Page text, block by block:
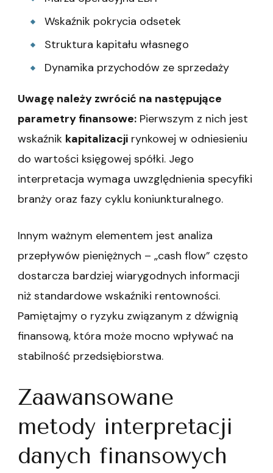
Wskaźnik pokrycia odsetek
Struktura kapitału własnego
Dynamika przychodów ze sprzedaży
Uwagę należy zwrócić na następujące
parametry finansowe: Pierwszym z nich jest
wskaźnik kapitalizacji rynkowej w odniesieniu
do wartości księgowej spółki. Jego
interpretacja wymaga uwzględnienia specyfiki
branży oraz fazy cyklu koniunkturalnego.
Innym ważnym elementem jest analiza
przepływów pieniężnych – „cash flow” często
dostarcza bardziej wiarygodnych informacji
niż standardowe wskaźniki rentowności.
Pamiętajmy o ryzyku związanym z dźwignią
finansową, która może mocno wpływać na
stabilność przedsiębiorstwa.
Zaawansowane
metody interpretacji
danych finansowych